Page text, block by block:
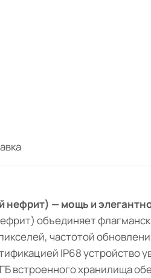
нефрит) — мощь и
объединяет
частотой
IP68 устройство
встроенного хранилища